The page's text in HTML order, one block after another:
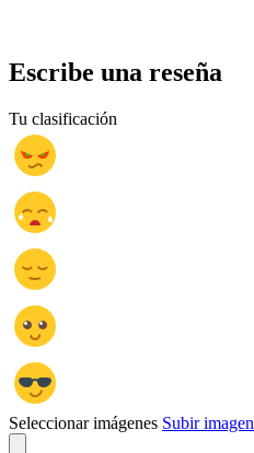
Escribe una reseña
Tu clasificación
Seleccionar imágenes Subir imagen